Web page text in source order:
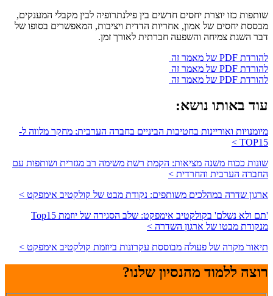
שותפות כזו יוצרת יחסים חדשים בין פילנתרופיה לבין מקבלי המענקים,
מבססת יחסים של אמון, אחריות הדדית ויציבות, המאפשרים בסופו של
דבר השגת צמיחה והשפעה חברתית לאורך זמן.
להורדת PDF של מאמר זה
להורדת PDF של מאמר זה
להורדת PDF של מאמר זה
עוד באותו נושא:
מיומנויות ואוריינות בחטיבות הביניים בחברה הערבית: מחקר מלווה ל-
TOP15 >
שונות ככוח משנה מציאות: הקמת רשת משימה רב מגזרית ושותפות עם
החברה הערבית והחרדית >
ארגון שדרה במהלכים משותפים: נקודת מבט של קולקטיב אימפקט >
'תם ולא נשלם' בקולקטיב אימפקט: שלב הסגירה של יוזמת Top15
מנקודת מבטו של ארגון השדרה >
תיאור מקרה של פעולה מבוססת עקרונות ביוזמת קולקטיב אימפקט >
רוצה ללמוד מהנסיון שלנו?